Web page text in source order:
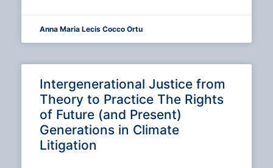
Anna Maria Lecis Cocco Ortu
Intergenerational Justice from
Theory to Practice The Rights
of Future (and Present)
Generations in Climate
Litigation